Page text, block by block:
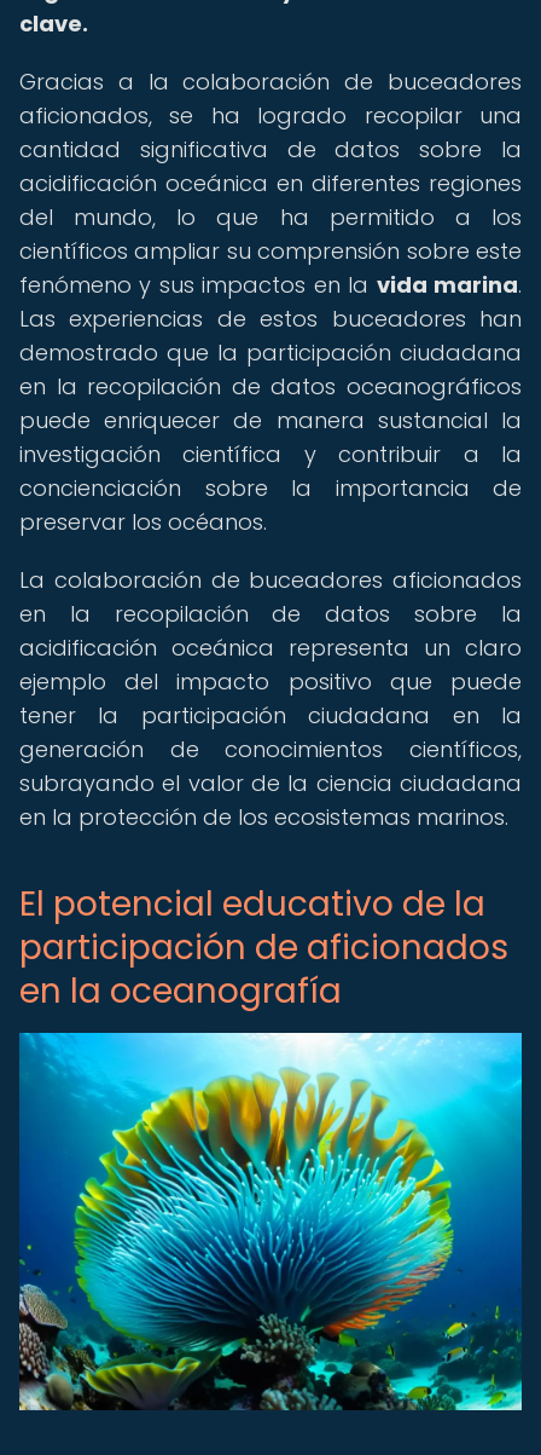
clave.
Gracias a la colaboración de buceadores
aficionados, se ha logrado recopilar una
cantidad significativa de datos sobre la
acidificación oceánica en diferentes regiones
del mundo, lo que ha permitido a los
científicos ampliar su comprensión sobre este
fenómeno y sus impactos en la vida marina.
Las experiencias de estos buceadores han
demostrado que la participación ciudadana
en la recopilación de datos oceanográficos
puede enriquecer de manera sustancial la
investigación científica y contribuir a la
concienciación sobre la importancia de
preservar los océanos.
La colaboración de buceadores aficionados
en la recopilación de datos sobre la
acidificación oceánica representa un claro
ejemplo del impacto positivo que puede
tener la participación ciudadana en la
generación de conocimientos científicos,
subrayando el valor de la ciencia ciudadana
en la protección de los ecosistemas marinos.
El potencial educativo de la
participación de aficionados
en la oceanografía